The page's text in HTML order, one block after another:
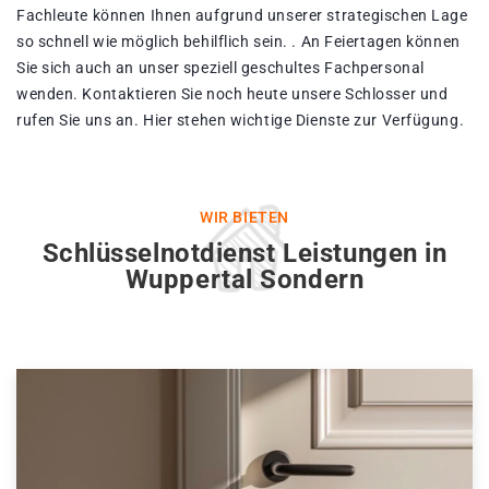
Fachleute können Ihnen aufgrund unserer strategischen Lage
so schnell wie möglich behilflich sein. . An Feiertagen können
Sie sich auch an unser speziell geschultes Fachpersonal
wenden. Kontaktieren Sie noch heute unsere Schlosser und
rufen Sie uns an. Hier stehen wichtige Dienste zur Verfügung.
WIR BIETEN
Schlüsselnotdienst Leistungen in
Wuppertal Sondern